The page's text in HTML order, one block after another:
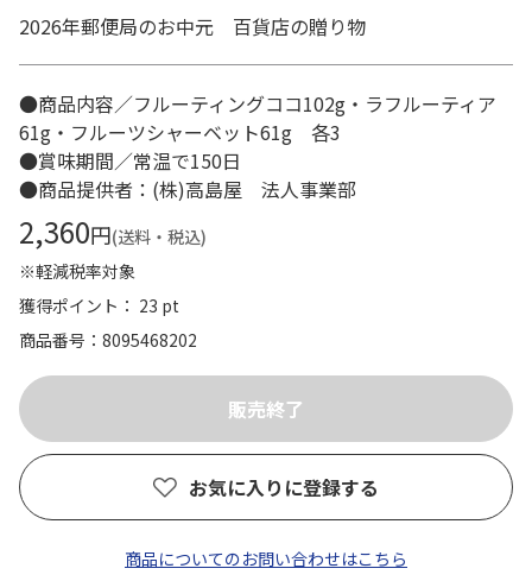
2026年郵便局のお中元 百貨店の贈り物
●商品内容／フルーティングココ102g・ラフルーティア
61g・フルーツシャーベット61g 各3
●賞味期間／常温で150日
●商品提供者：(株)高島屋 法人事業部
2,360円(送料・税込)
※軽減税率対象
獲得ポイント： 23 pt
商品番号
8095468202
お気に入りに登録する
商品についてのお問い合わせはこちら